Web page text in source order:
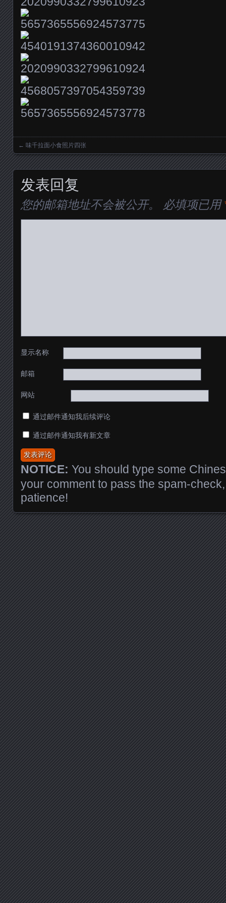
Posts navigation
← 味千拉面小食照片四张
发表回复
您的邮箱地址不会被公开。 必填项已用
显示名称
邮箱
网站
通过邮件通知我后续评论
通过邮件通知我有新文章
NOTICE: You should type some
your comment to pass the spam-
patience!